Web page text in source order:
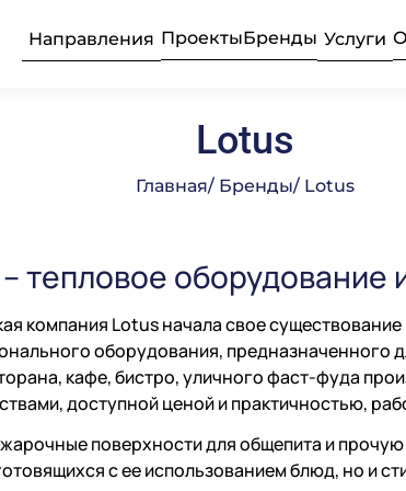
Направления ПроектыБренды Услуги
Lotus
Главная/ Бренды/ Lotus
тепловое оборудование
компания Lotus начала свое
оборудования, предназначенного
кафе, бистро, уличного фаст-фуда
доступной ценой и практичностью,
поверхности для общепита и
с ее использованием блюд, но и